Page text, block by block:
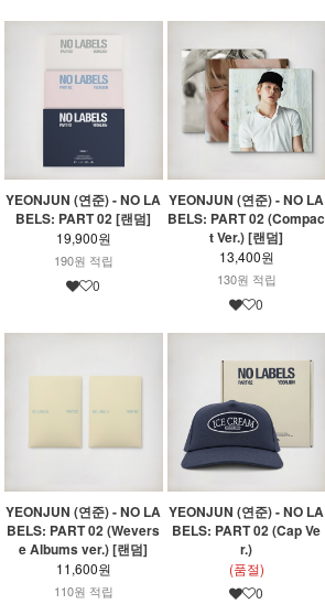
YEONJUN (연준) - NO LA
BELS: PART 02 [랜덤]
19,900원
190원 적립
0
YEONJUN (연준) - NO LA
BELS: PART 02 (Compac
t Ver.) [랜덤]
13,400원
130원 적립
0
YEONJUN (연준) - NO LA
BELS: PART 02 (Wevers
e Albums ver.) [랜덤]
11,600원
110원 적립
YEONJUN (연준) - NO LA
BELS: PART 02 (Cap Ve
r.)
(품절)
0